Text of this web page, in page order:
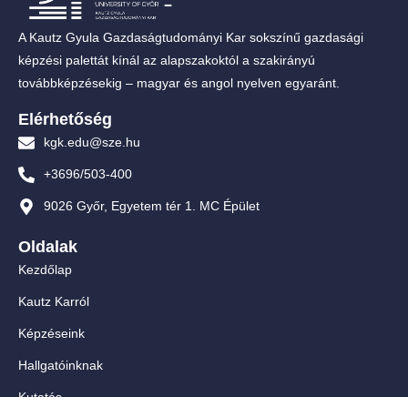
A Kautz Gyula Gazdaságtudományi Kar sokszínű gazdasági
képzési palettát kínál az alapszakoktól a szakirányú
továbbképzésekig – magyar és angol nyelven egyaránt.
Elérhetőség
kgk.edu@sze.hu
+3696/503-400
9026 Győr, Egyetem tér 1. MC Épület
Oldalak
Kezdőlap
Kautz Karról
Képzéseink
Hallgatóinknak